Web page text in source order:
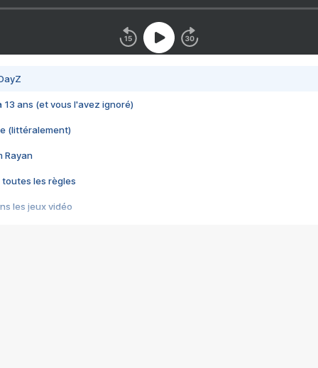
13 ans (et vous l'avez ignoré)
(littéralement)
Rayan
toutes les règles
les jeux vidéo